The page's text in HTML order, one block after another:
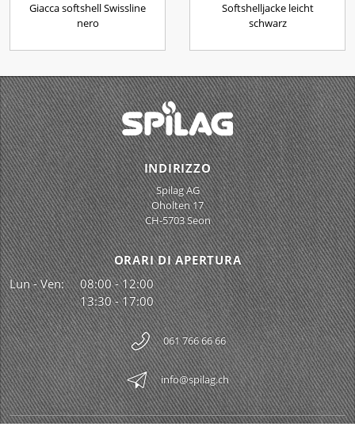
Giacca softshell Swissline
nero
Softshelljacke leicht
schwarz
INDIRIZZO
Spilag AG
Oholten 17
CH-5703 Seon
ORARI DI APERTURA
Lun - Ven:
08:00 - 12:00
13:30 - 17:00
061 766 66 66
info@spilag.ch